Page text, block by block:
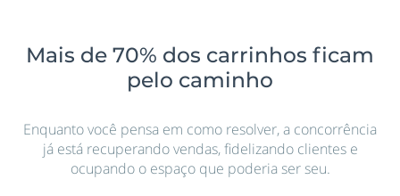
Mais de 70% dos carrinhos ficam
pelo caminho
Enquanto você pensa em como resolver, a concorrência
já está recuperando vendas, fidelizando clientes e
ocupando o espaço que poderia ser seu.